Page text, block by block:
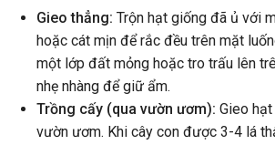
Gieo thẳng: Trộn hạt giống đã ủ với
hoặc cát mịn để rắc đều trên mặt
một lớp đất mỏng hoặc tro trấu lên
nhẹ nhàng để giữ ẩm.
Trồng cấy (qua vườn ươm): Gieo
vườn ươm. Khi cây con được 3-4 lá